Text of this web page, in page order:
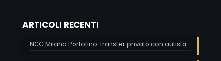
ARTICOLI RECENTI
NCC Milano Portofino: transfer privato con autista